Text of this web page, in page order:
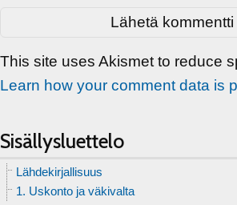
This site uses Akismet to reduce
Learn how your comment data is
Sisällysluettelo
Lähdekirjallisuus
1. Uskonto ja väkivalta